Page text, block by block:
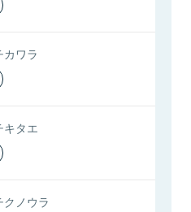
ワラ
キタエ
ノウラ